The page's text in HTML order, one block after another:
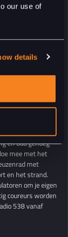
our use of
details
en oud genoeg
mee met het
met
en het strand.
om je eigen
coureurs worden
538 vanaf